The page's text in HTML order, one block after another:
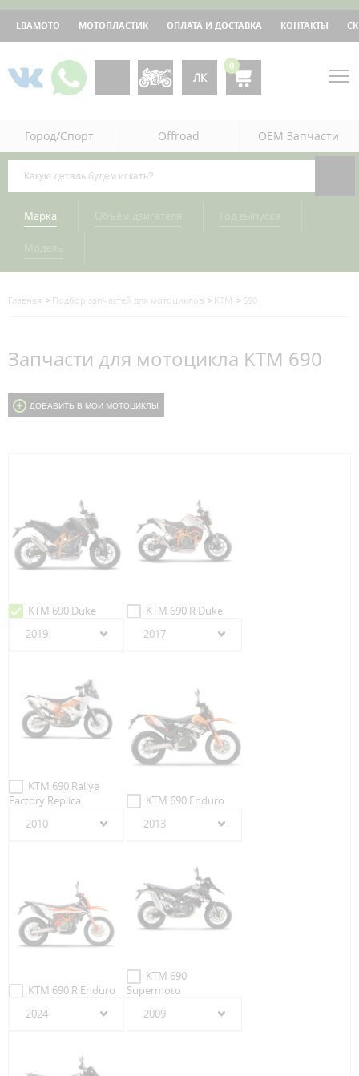
LBAMOTO МОТОПЛАСТИК ОПЛАТА И ДОСТАВКА КОНТАКТЫ
ЛК
0
Город/Спорт Offroad OEM Запчасти
Марка
Главная Подбор запчастей для мотоциклов KTM 690
Запчасти для мотоцикла KTM 690
ДОБАВИТЬ В МОИ МОТОЦИКЛЫ
KTM 690 Duke
2019
KTM 690 R Duke
2017
KTM 690 Rallye
Factory Replica
2010
KTM 690 Enduro
2013
KTM 690 R Enduro
2024
KTM 690
Supermoto
2009